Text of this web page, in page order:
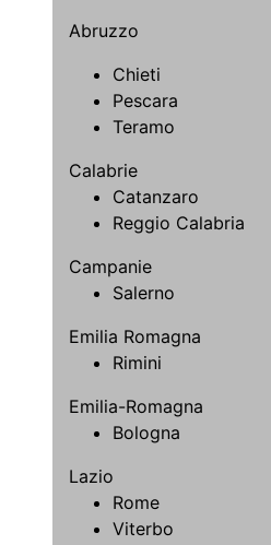
Abruzzo
Chieti
Pescara
Teramo
Calabrie
Catanzaro
Reggio Calabria
Campanie
Salerno
Emilia Romagna
Rimini
Emilia-Romagna
Bologna
Lazio
Rome
Viterbo